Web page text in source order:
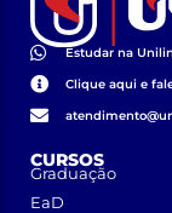
Estudar na
Clique aqui e
CURSOS
Graduação
EaD